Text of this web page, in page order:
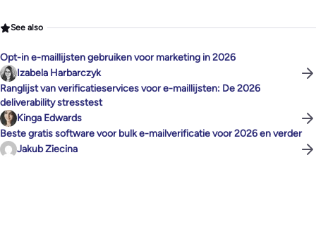
See also
Opt-in e-maillijsten gebruiken voor marketing in 2026
Izabela Harbarczyk
Ranglijst van verificatieservices voor e-maillijsten: De 2026
deliverability stresstest
Kinga Edwards
Beste gratis software voor bulk e-mailverificatie voor 2026 en verder
Jakub Ziecina